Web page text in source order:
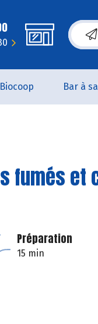
Biocoop Bar à
fumés et
Préparation
15 min